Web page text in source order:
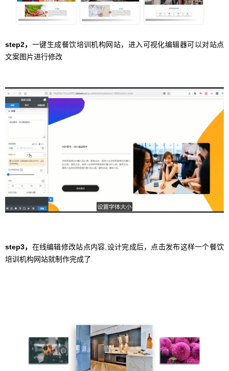
step2， 一键生成餐饮培训机构网站，进入可视化编辑器可以对站点
文案图片进行修改
step3， 在线编辑修改站点内容,设计完成后，点击发布这样一个餐饮
培训机构网站就制作完成了